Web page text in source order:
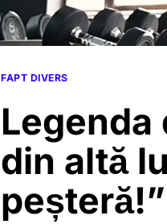
FAPT DIVERS
Legenda
din altă
peșteră!”